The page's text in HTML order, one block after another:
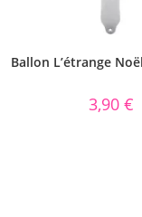
Ballon L’étrange
3,90€